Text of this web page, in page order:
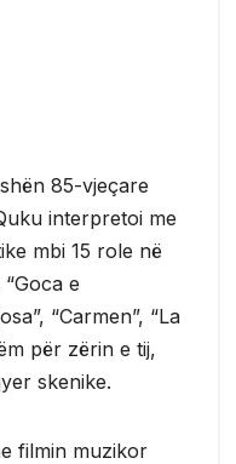
85-vjeçare
interpretoi me
mbi 15 role në
e
“Carmen”, “La
për zërin e tij,
skenike.
filmin muzikor